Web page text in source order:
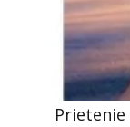
Prietenie